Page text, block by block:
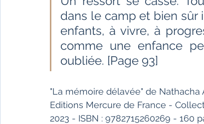
dans le camp et bien sûr
enfants, à vivre, à
comme une enfance
oubliée. [Page 93]
"La mémoire délavée" de Nathacha
Editions Mercure de France -
2023 - ISBN : 9782715260269 - 160